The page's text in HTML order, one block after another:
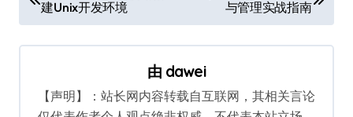
章
导
建Unix开发环境
与管理实战指南
由 dawei
【声明】：站长网内容转载自互联网，其相关言论